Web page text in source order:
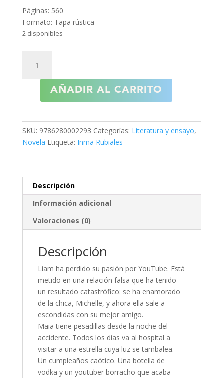
Páginas: 560
Formato: Tapa rústica
2 disponibles
QUEDEMOSAÑADIR AL CARRITO
SKU: 9786280002293 Categorías: Literatura y ensayo,
Novela Etiqueta: Inma Rubiales
Descripción
Información adicional
Valoraciones (0)
Descripción
Liam ha perdido su pasión por YouTube. Está
metido en una relación falsa que ha tenido
un resultado catastrófico: se ha enamorado
de la chica, Michelle, y ahora ella sale a
escondidas con su mejor amigo.
Maia tiene pesadillas desde la noche del
accidente. Todos los días va al hospital a
visitar a una estrella cuya luz se tambalea.
Un cumpleaños caótico. Una botella de
vodka y un youtuber borracho que acaba